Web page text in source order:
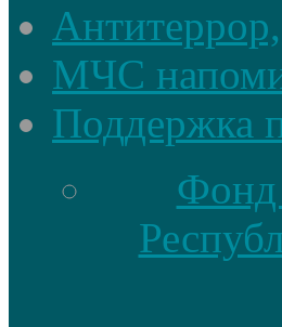
МЧС
Поддержка
Фонд